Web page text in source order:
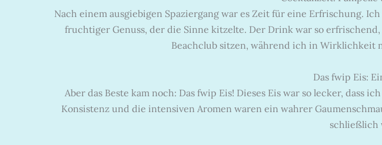
Nach einem ausgiebigen Spaziergang war es Zeit für eine Erfrischung.
fruchtiger Genuss, der die Sinne kitzelte. Der Drink war so
Beachclub sitzen, während ich in Wirklichkeit
Das fwip Eis:
Aber das Beste kam noch: Das fwip Eis! Dieses Eis war so lecker,
Konsistenz und die intensiven Aromen waren ein wahrer
schließlich